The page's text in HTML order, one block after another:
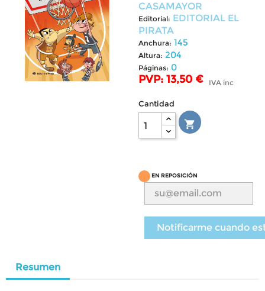
CASAMAYOR
Editorial: EDITORIAL EL
PIRATA
Anchura: 145
Altura: 204
Páginas: 0
PVP: 13,50 € IVA inc
Cantidad

EN REPOSICIÓN
Notificarme cuando
Resumen